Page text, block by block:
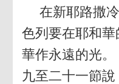
在新耶路撒
色列要在耶和
華作永遠的光。
九至二十一節